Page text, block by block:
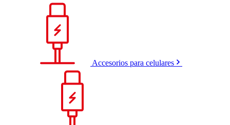
Accesorios para celulares